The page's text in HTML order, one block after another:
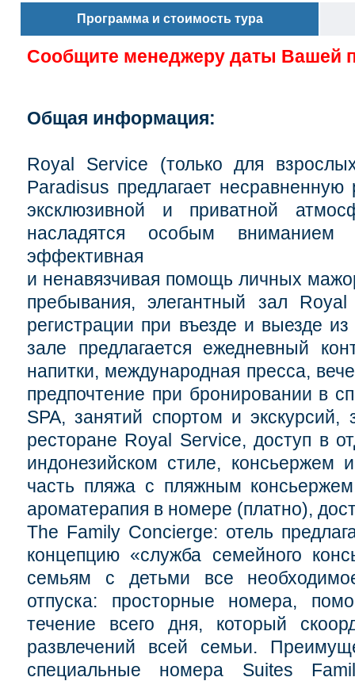
Программа и стоимость тура
Сообщите менеджеру даты Вашей
Общая информация:
Royal Service (только для
Paradisus предлагает
эксклюзивной и приватной
насладятся особым вниманием
эффективная
и ненавязчивая помощь личных
пребывания, элегантный зал
регистрации при въезде и выезде
зале предлагается ежедневный
напитки, международная пресса,
предпочтение при бронировании в
SPA, занятий спортом и
ресторане Royal Service, доступ в
индонезийском стиле, консьержем
часть пляжа с пляжным
ароматерапия в номере (платно),
The Family Concierge: отель
концепцию «служба семейного
семьям с детьми все
отпуска: просторные номера,
течение всего дня, который
развлечений всей семьи.
специальные номера Suites